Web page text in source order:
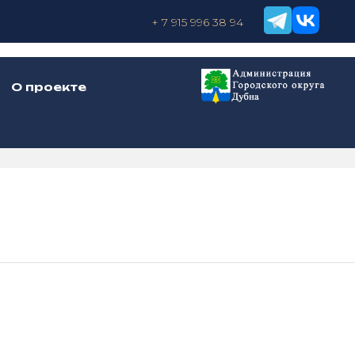
+ 7 915 996 38 94
О проекте